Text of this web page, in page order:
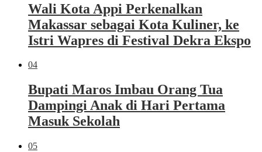
Wali Kota Appi Perkenalkan
Makassar sebagai Kota Kuliner, ke
Istri Wapres di Festival Dekra Ekspo
04
Bupati Maros Imbau Orang Tua
Dampingi Anak di Hari Pertama
Masuk Sekolah
05